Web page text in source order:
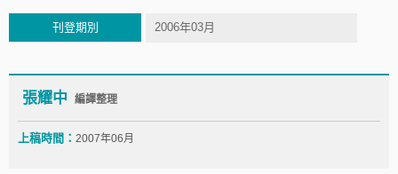
刊登期別 2006年03月
張耀中 編譯整理
上稿時間： 2007年06月